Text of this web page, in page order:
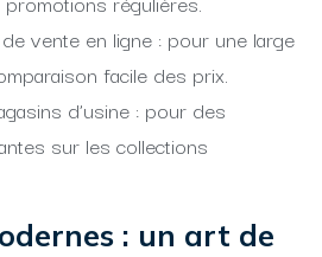
vente en ligne : pour une large
facile des prix.
d’usine : pour des
sur les collections
: un art de